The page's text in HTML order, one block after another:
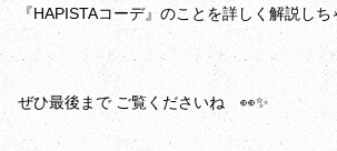
『HAPISTAコーデ』のことを詳しく解説し
ぜひ最後まで ご覧くださいね 👀✨️